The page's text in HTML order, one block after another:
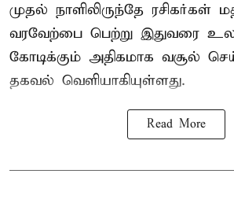
முதல் நாளிலிருந்தே ரசிகர்கள்
வரவேற்பை பெற்று இதுவரை
கோடிக்கும் அதிகமாக வசூல்
தகவல் வெளியாகியுள்ளது.
Read More